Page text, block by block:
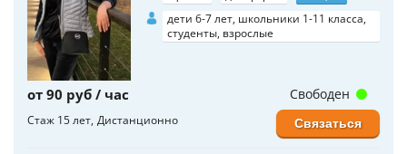
дети 6-7 лет, школьники 1-11 класса,
студенты, взрослые
от 90 руб / час
Стаж 15 лет Дистанционно
Свободен
Связаться